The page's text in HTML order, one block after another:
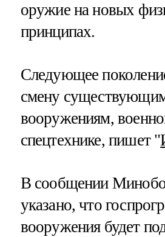
оружие на новых
принципах.
Следующее
смену
вооружениям,
спецтехнике, пишет "
В сообщении
указано, что
вооружения будет